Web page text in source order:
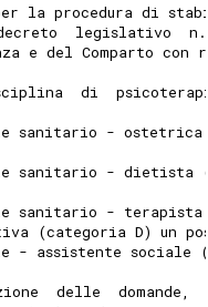
la procedura di
legislativo  n.
e del Comparto
di
sanitario -
sanitario - dietista
sanitario -
(categoria D) un
- assistente sociale
delle  domande,